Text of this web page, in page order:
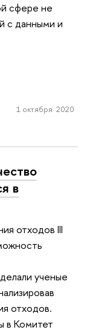
сфере не
с данными и
1 октября 2020
в
отх­одов III
ученые
отходов.
в Комит­ет